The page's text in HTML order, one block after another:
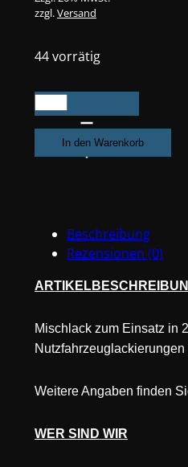
zzgl.Versand
44 vorrätig
Standox
Standomix
Standofleet,
Opaltoner
In den Warenkorb
Beschreibung
Rezensionen (0)
Mischlack zum Einsatz in
Weitere Angaben finden
WER SIND WIR